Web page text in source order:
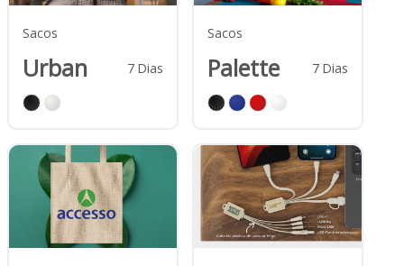
Sacos
Urban 7 Dias
Sacos
Palette 7 Dias